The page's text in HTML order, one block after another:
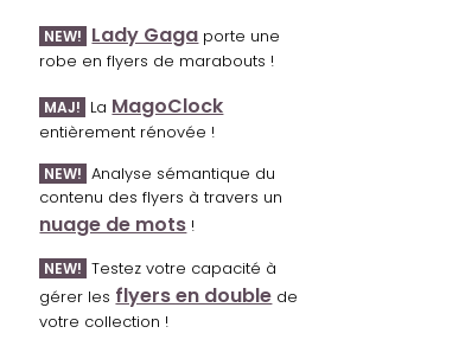
NEW! Lady Gaga porte une
robe en flyers de marabouts !
MAJ! La MagoClock
entièrement rénovée !
NEW! Analyse sémantique du
contenu des flyers à travers un
nuage de mots !
NEW! Testez votre capacité à
gérer les flyers en double de
votre collection !